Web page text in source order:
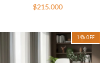
$215.000
14% OFF